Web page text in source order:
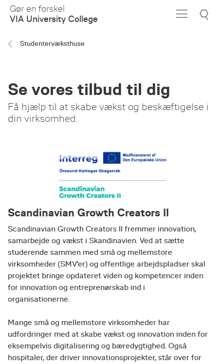
Skip
Main
Gør en forskel
VIA University College
Studentervæksthuse
Se vores tilbud til dig
Få hjælp til at skabe vækst og beskæftigelse i
din virksomhed.
Scandinavian Growth Creators II
Scandinavian Growth Creators II fremmer innovation,
samarbejde og vækst i Skandinavien. Ved at sætte
studerende sammen med små og mellemstore
virksomheder (SMV’er) og offentlige arbejdspladser skal
projektet bringe opdateret viden og kompetencer inden
for innovation og entreprenørskab ind i
organisationerne.
Mange små og mellemstore virksomheder har
udfordringer med at skabe vækst og innovation inden for
eksempelvis digitalisering og bæredygtighed. Også
hospitaler, der driver innovationsprojekter, står over for